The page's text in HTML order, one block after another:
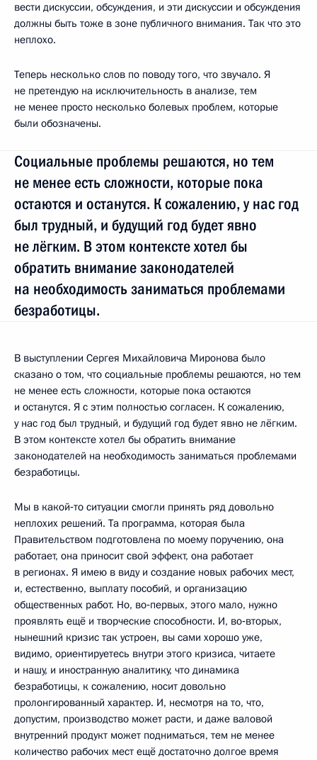
вести дискуссии, обсуждения, и эти дискуссии и обсуждения
должны быть тоже в зоне публичного внимания. Так что это
неплохо.
Теперь несколько слов по поводу того, что звучало. Я
не претендую на исключительность в анализе, тем
не менее просто несколько болевых проблем, которые
были обозначены.
Социальные проблемы решаются, но тем
не менее есть сложности, которые пока
остаются и останутся. К сожалению, у нас год
был трудный, и будущий год будет явно
не лёгким. В этом контексте хотел бы
обратить внимание законодателей
на необходимость заниматься проблемами
безработицы.
В выступлении Сергея Михайловича Миронова было
сказано о том, что социальные проблемы решаются, но тем
не менее есть сложности, которые пока остаются
и останутся. Я с этим полностью согласен. К сожалению,
у нас год был трудный, и будущий год будет явно не лёгким.
В этом контексте хотел бы обратить внимание
законодателей на необходимость заниматься проблемами
безработицы.
Мы в какой‑то ситуации смогли принять ряд довольно
неплохих решений. Та программа, которая была
Правительством подготовлена по моему поручению, она
работает, она приносит свой эффект, она работает
в регионах. Я имею в виду и создание новых рабочих мест,
и, естественно, выплату пособий, и организацию
общественных работ. Но, во‑первых, этого мало, нужно
проявлять ещё и творческие способности. И, во‑вторых,
нынешний кризис так устроен, вы сами хорошо уже,
видимо, ориентируетесь внутри этого кризиса, читаете
и нашу, и иностранную аналитику, что динамика
безработицы, к сожалению, носит довольно
пролонгированный характер. И, несмотря на то, что,
допустим, производство может расти, и даже валовой
внутренний продукт может подниматься, тем не менее
количество рабочих мест ещё достаточно долгое время